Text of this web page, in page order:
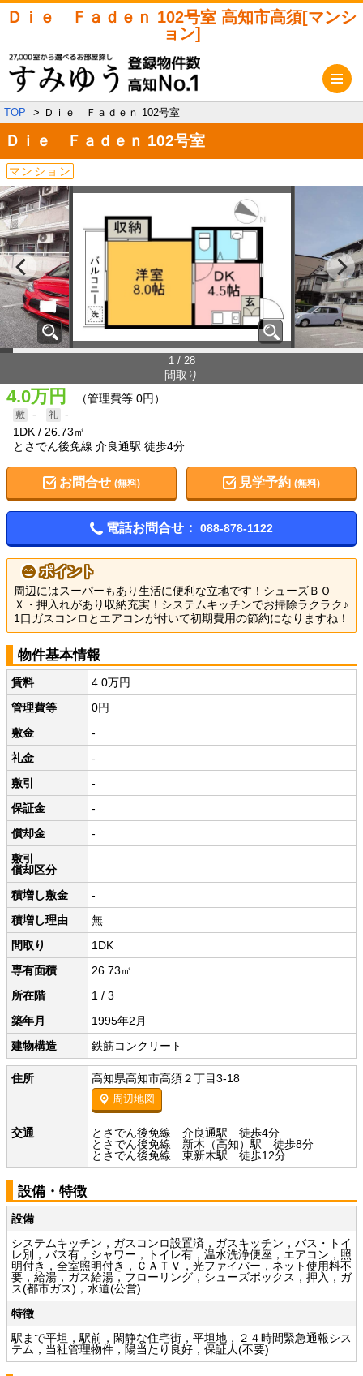
Ｄｉｅ Ｆａｄｅｎ 102号室 高知市高須[マンシ
ョン]
TOP Ｄｉｅ Ｆａｄｅｎ 102号室
Ｄｉｅ Ｆａｄｅｎ 102号室
マンション
1 / 28
間取り
4.0万円 （管理費等 0円）
-
-
1DK
26.73㎡
とさでん後免線 介良通駅 徒歩4分
お問合せ (無料) 見学予約(無料)
電話お問合せ： 088-878-1122
ポイント
周辺にはスーパーもあり生活に便利な立地です！シューズＢＯ
Ｘ・押入れがあり収納充実！システムキッチンでお掃除ラクラク♪
1口ガスコンロとエアコンが付いて初期費用の節約になりますね！
物件基本情報
賃料
4.0万円
管理費等
0円
敷金
-
礼金
-
敷引
-
保証金
-
償却金
-
敷引
償却区分
積増し敷金
-
積増し理由
無
間取り
1DK
専有面積
26.73㎡
所在階
1 / 3
築年月
1995年2月
建物構造
鉄筋コンクリート
住所 高知県高知市高須２丁目3-18
周辺地図
交通
とさでん後免線 介良通駅 徒歩4分
とさでん後免線 新木（高知）駅 徒歩8分
とさでん後免線 東新木駅 徒歩12分
設備・特徴
設備
システムキッチン，ガスコンロ設置済，ガスキッチン，バス・トイ
レ別，バス有，シャワー，トイレ有，温水洗浄便座，エアコン，照
明付き，全室照明付き，ＣＡＴＶ，光ファイバー，ネット使用料不
要，給湯，ガス給湯，フローリング，シューズボックス，押入，ガ
ス(都市ガス)，水道(公営)
特徴
駅まで平坦，駅前，閑静な住宅街，平坦地，２４時間緊急通報シス
テム，当社管理物件，陽当たり良好，保証人(不要)